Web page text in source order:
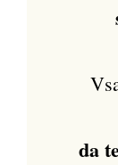
da